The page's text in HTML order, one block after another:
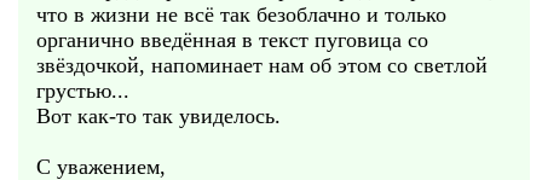
что в жизни не всё так безоблачно и только
органично введённая в текст пуговица со
звёздочкой, напоминает нам об этом со светлой
грустью...
Вот как-то так увиделось.
С уважением,